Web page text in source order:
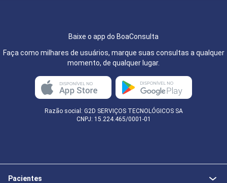
Baixe o app do BoaConsulta
Faça como milhares de usuários, marque suas consultas a qualquer
momento, de qualquer lugar.
Razão social: G2D SERVIÇOS TECNOLÓGICOS SA
CNPJ: 15.224.465/0001-01
Pacientes